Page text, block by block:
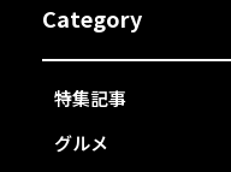
Category
特集記事
グルメ